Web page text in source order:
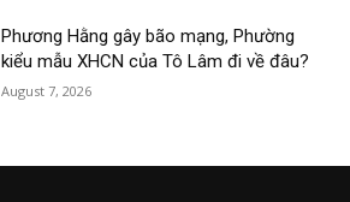
Phương Hằng gây bão mạng, Phường
kiểu mẫu XHCN của Tô Lâm đi về đâu?
August 7, 2026